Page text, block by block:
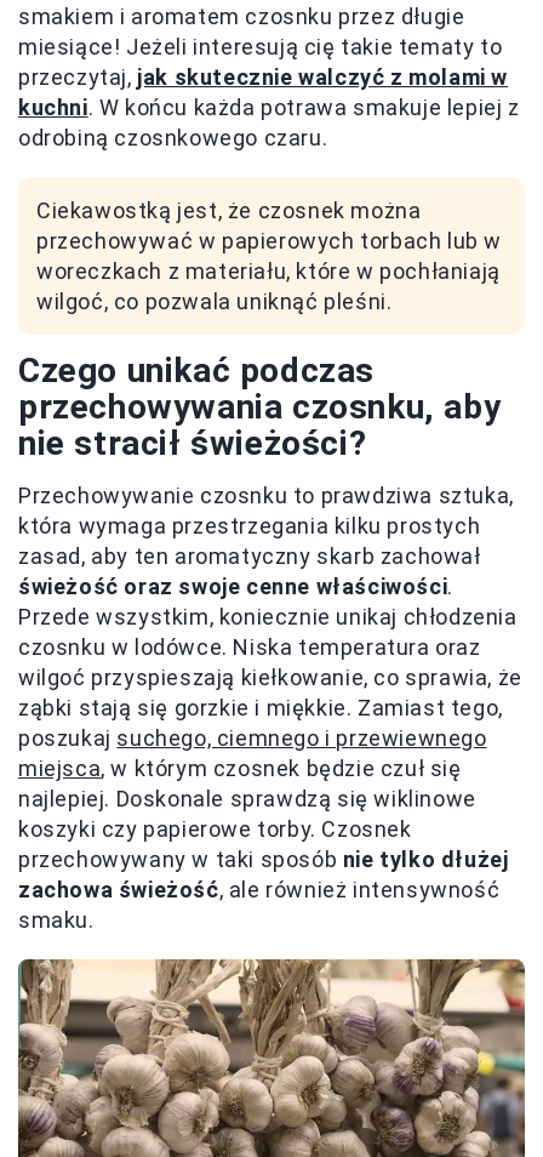
smakiem i aromatem czosnku przez długie
miesiące! Jeżeli interesują cię takie tematy to
przeczytaj, jak skutecznie walczyć z molami w
kuchni. W końcu każda potrawa smakuje lepiej z
odrobiną czosnkowego czaru.
Ciekawostką jest, że czosnek można
przechowywać w papierowych torbach lub w
woreczkach z materiału, które w pochłaniają
wilgoć, co pozwala uniknąć pleśni.
Czego unikać podczas
przechowywania czosnku, aby
nie stracił świeżości?
Przechowywanie czosnku to prawdziwa sztuka,
która wymaga przestrzegania kilku prostych
zasad, aby ten aromatyczny skarb zachował
świeżość oraz swoje cenne właściwości.
Przede wszystkim, koniecznie unikaj chłodzenia
czosnku w lodówce. Niska temperatura oraz
wilgoć przyspieszają kiełkowanie, co sprawia, że
ząbki stają się gorzkie i miękkie. Zamiast tego,
poszukaj suchego, ciemnego i przewiewnego
miejsca, w którym czosnek będzie czuł się
najlepiej. Doskonale sprawdzą się wiklinowe
koszyki czy papierowe torby. Czosnek
przechowywany w taki sposób nie tylko dłużej
zachowa świeżość, ale również intensywność
smaku.